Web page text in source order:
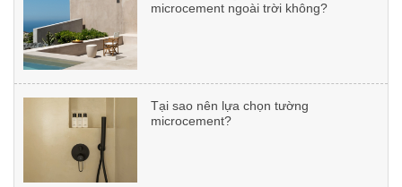
Dự án F’energie Club
Dự án: Nguyễn Xiển